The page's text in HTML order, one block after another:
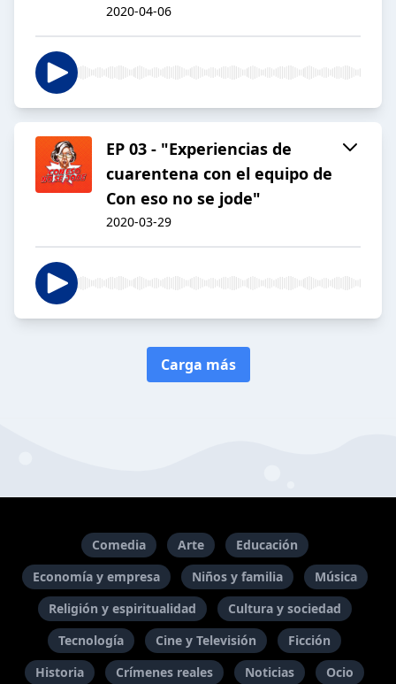
2020-04-06
EP 03 - "Experiencias de
cuarentena con el equipo de
Con eso no se jode"
2020-03-29
Carga más
Comedia Arte
Educación
Economía y empresa
Niños y familia
Música
Religión y espiritualidad
Cultura y sociedad
Tecnología
Cine y Televisión
Ficción
Historia
Crímenes reales Noticias Ocio